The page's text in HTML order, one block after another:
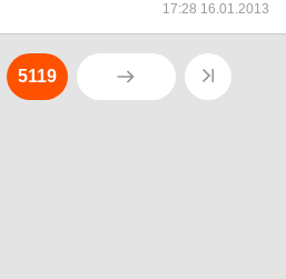
17:28 16.01.2013
5119